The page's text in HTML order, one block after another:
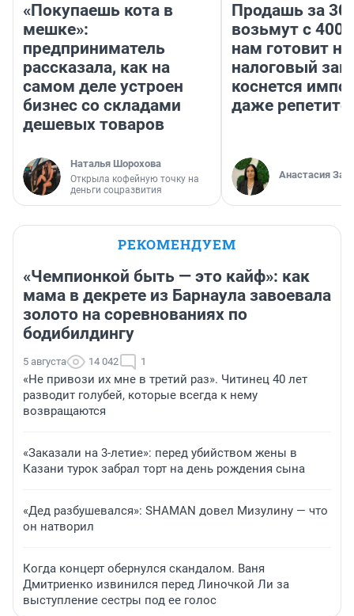
«Покупаешь кота в
мешке»:
предприниматель
рассказала, как на
самом деле устроен
бизнес со складами
дешевых товаров
Наталья Шорохова
Открыла кофейную точку на
деньги соцразвития
Продашь за
возьмут с
нам готовит
налоговый
коснется
даже
Анастасия
РЕКОМЕНДУЕМ
«Чемпионкой быть — это кайф»: как
мама в декрете из Барнаула завоевала
золото на соревнованиях по
бодибилдингу
5 августа 14 042 1
«Не привози их мне в третий раз». Читинец 40 лет
разводит голубей, которые всегда к нему
возвращаются
«Заказали на 3-летие»: перед убийством жены в
Казани турок забрал торт на день рождения сына
«Дед разбушевался»: SHAMAN довел Мизулину — что
он натворил
Когда концерт обернулся скандалом. Ваня
Дмитриенко извинился перед Линочкой Ли за
выступление сестры под ее голос